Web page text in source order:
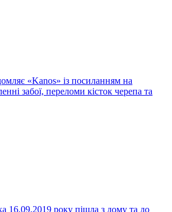
«Kanos» із посиланням на
забої, переломи кісток черепа та
16.09.2019 року пішла з дому та до